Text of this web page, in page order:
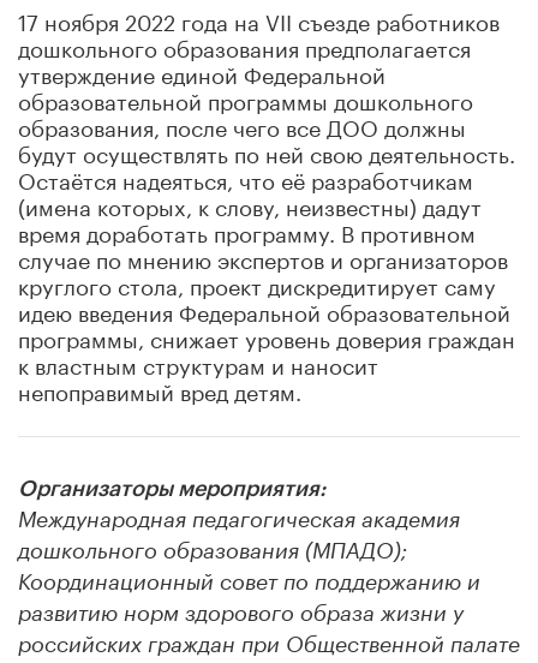
17 ноября 2022 года на VII съезде работников
дошкольного образования предполагается
утверждение единой Федеральной
образовательной программы дошкольного
образования, после чего все ДОО должны
будут осуществлять по ней свою деятельность.
Остаётся надеяться, что её разработчикам
(имена которых, к слову, неизвестны) дадут
время доработать программу. В противном
случае по мнению экспертов и организаторов
круглого стола, проект дискредитирует саму
идею введения Федеральной образовательной
программы, снижает уровень доверия граждан
к властным структурам и наносит
непоправимый вред детям.
Организаторы мероприятия:
Международная педагогическая академия
дошкольного образования (МПАДО);
Координационный совет по поддержанию и
развитию норм здорового образа жизни у
российских граждан при Общественной палате